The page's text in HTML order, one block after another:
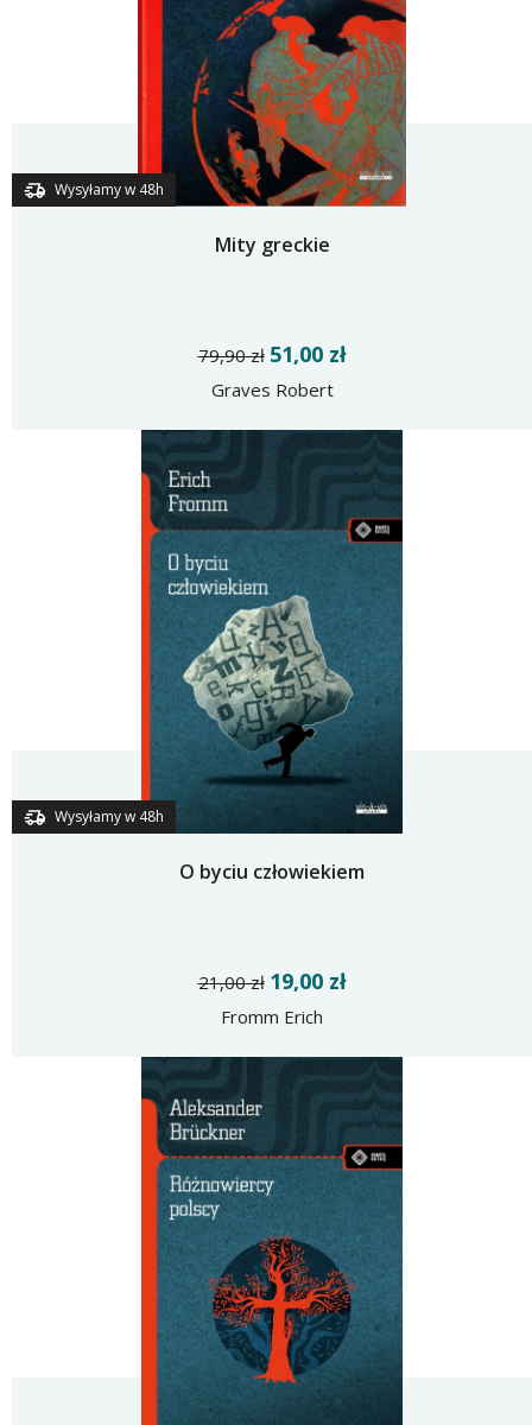
Wysyłamy w 48h
Mity greckie
79,90 zł 51,00 zł
Graves Robert
Wysyłamy w 48h
O byciu człowiekiem
21,00 zł 19,00 zł
Fromm Erich